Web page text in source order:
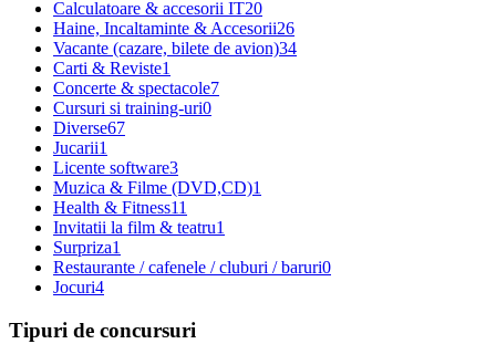
Calculatoare & accesorii IT20
Haine, Incaltaminte & Accesorii26
Vacante (cazare, bilete de avion)34
Carti & Reviste1
Concerte & spectacole7
Cursuri si training-uri0
Diverse67
Jucarii1
Licente software3
Muzica & Filme (DVD,CD)1
Health & Fitness11
Invitatii la film & teatru1
Surpriza1
Restaurante / cafenele / cluburi / baruri0
Jocuri4
Tipuri de concursuri